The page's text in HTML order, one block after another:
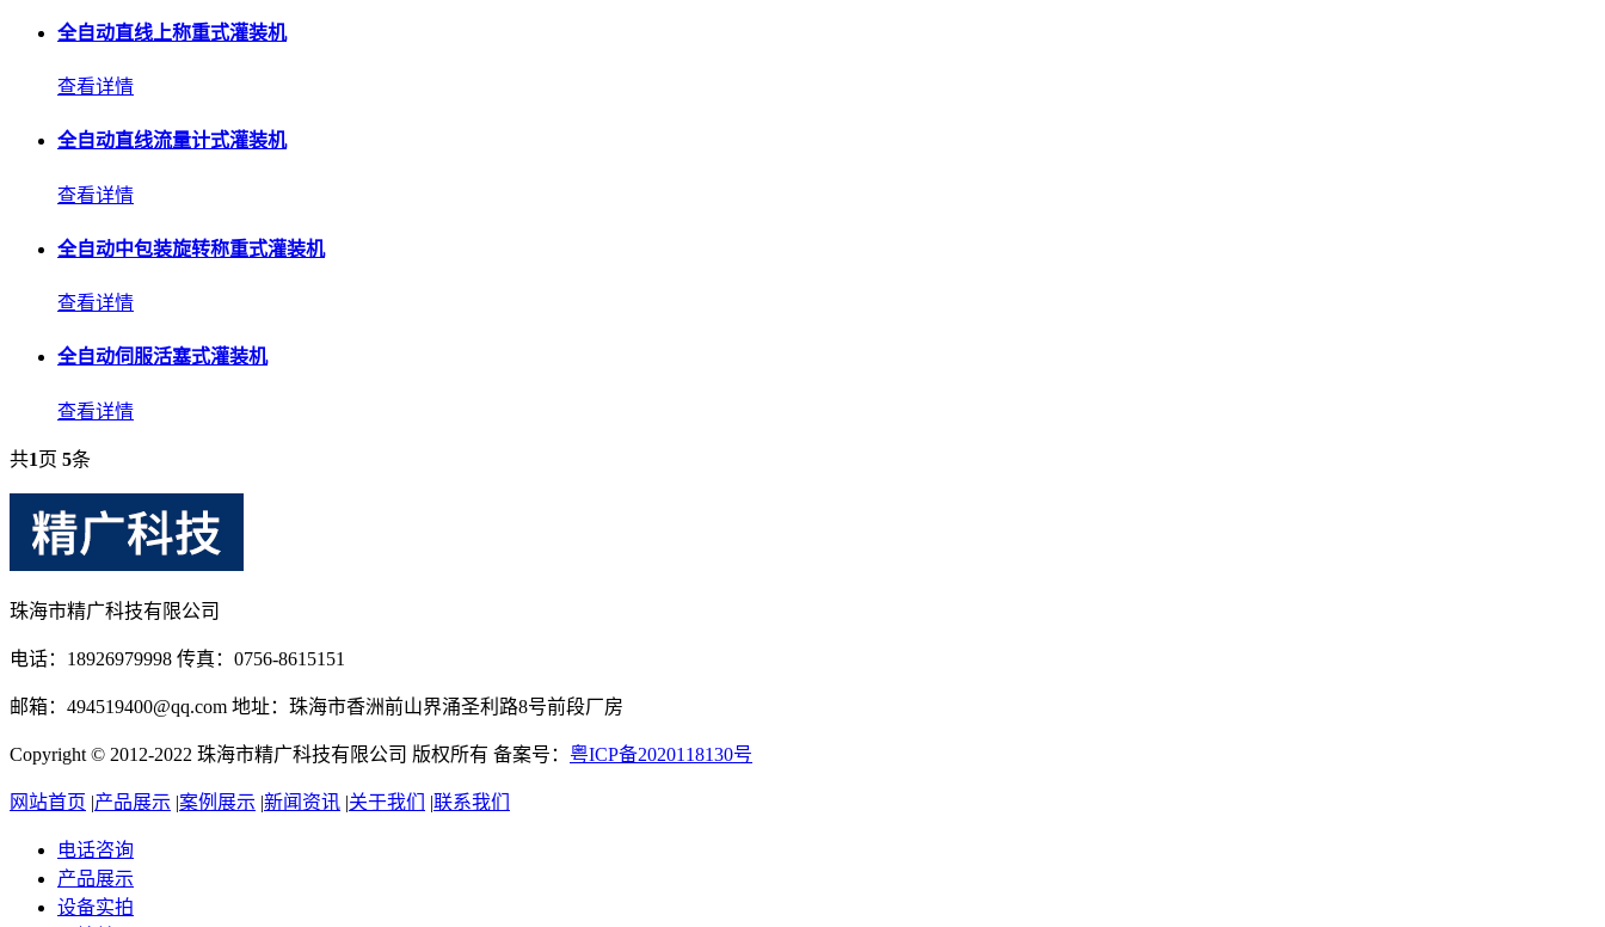
全自动直线上称重式灌装机
查看详情
全自动直线流量计式灌装机
查看详情
全自动中包装旋转称重式灌装机
查看详情
全自动伺服活塞式灌装机
查看详情
共1页 5条
珠海市精广科技有限公司
电话：18926979998 传真：0756-8615151
邮箱：494519400@qq.com 地址：珠海市香洲前山界涌圣利路8号前段厂房
Copyright © 2012-2022 珠海市精广科技有限公司 版权所有 备案号： 粤ICP备2020118130号
网站首页 |产品展示 |案例展示 |新闻资讯 |关于我们 |联系我们
电话咨询
产品展示
设备实拍